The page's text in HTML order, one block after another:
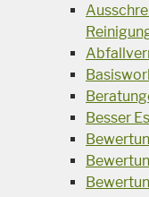
Besser